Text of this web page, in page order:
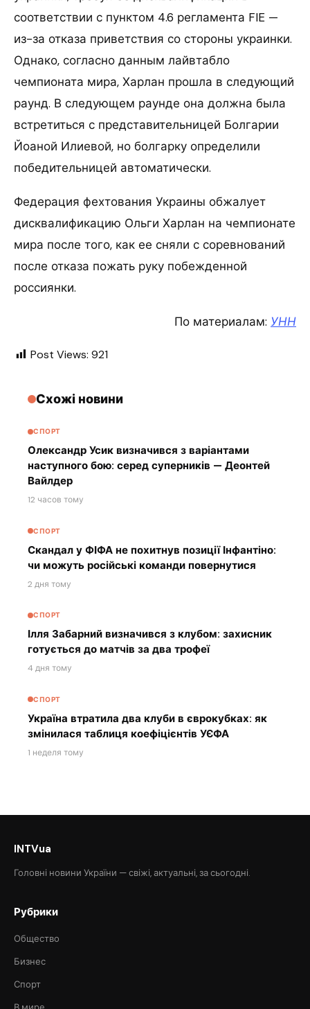
соответствии с пунктом 4.6 регламента FIE —
из-за отказа приветствия со стороны украинки.
Однако, согласно данным лайвтабло
чемпионата мира, Харлан прошла в следующий
раунд. В следующем раунде она должна была
встретиться с представительницей Болгарии
Йоаной Илиевой, но болгарку определили
победительницей автоматически.
Федерация фехтования Украины обжалует
дисквалификацию Ольги Харлан на чемпионате
мира после того, как ее сняли с соревнований
после отказа пожать руку побежденной
россиянки.
По материалам: УНН
Post Views: 921
Схожі новини
СПОРТ
Олександр Усик визначився з варіантами
наступного бою: серед суперників — Деонтей
Вайлдер
12 часов тому
СПОРТ
Скандал у ФІФА не похитнув позиції Інфантіно:
чи можуть російські команди повернутися
2 дня тому
СПОРТ
Ілля Забарний визначився з клубом: захисник
готується до матчів за два трофеї
4 дня тому
СПОРТ
Україна втратила два клуби в єврокубках: як
змінилася таблиця коефіцієнтів УЄФА
1 неделя тому
INTVua
Головні новини України — свіжі, актуальні, за сьогодні.
Рубрики
Общество
Бизнес
Спорт